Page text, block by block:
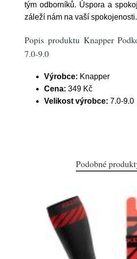
tým odborníků. Úspora a
záleží nám na vaší spokojenosti.
Popis produktu Knapper
7.0-9.0
Výrobce: Knapper
Cena: 349 Kč
Velikost výrobce: 7.0-9.0
Podobné